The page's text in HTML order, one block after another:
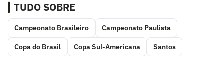
TUDO SOBRE
Campeonato Brasileiro Campeonato Paulista
Copa do Brasil Copa Sul-Americana Santos